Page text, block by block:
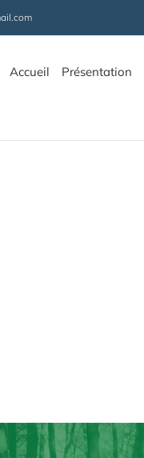
Accueil Présentation